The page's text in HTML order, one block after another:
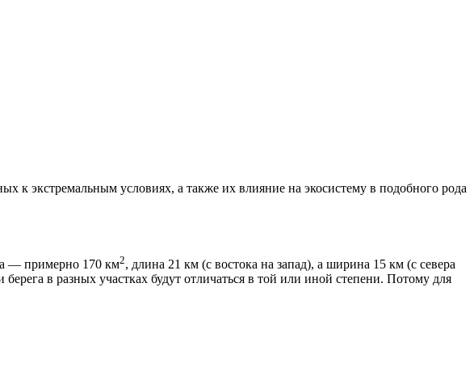
экстремальным условиях, а также их влияние на экосистему в подобного рода
— примерно 170 км2, длина 21 км (с востока на запад), а ширина 15 км (с севера
в разных участках будут отличаться в той или иной степени. Потому для